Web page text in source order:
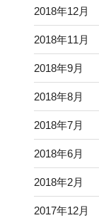
2018年12月
2018年11月
2018年9月
2018年8月
2018年7月
2018年6月
2018年2月
2017年12月